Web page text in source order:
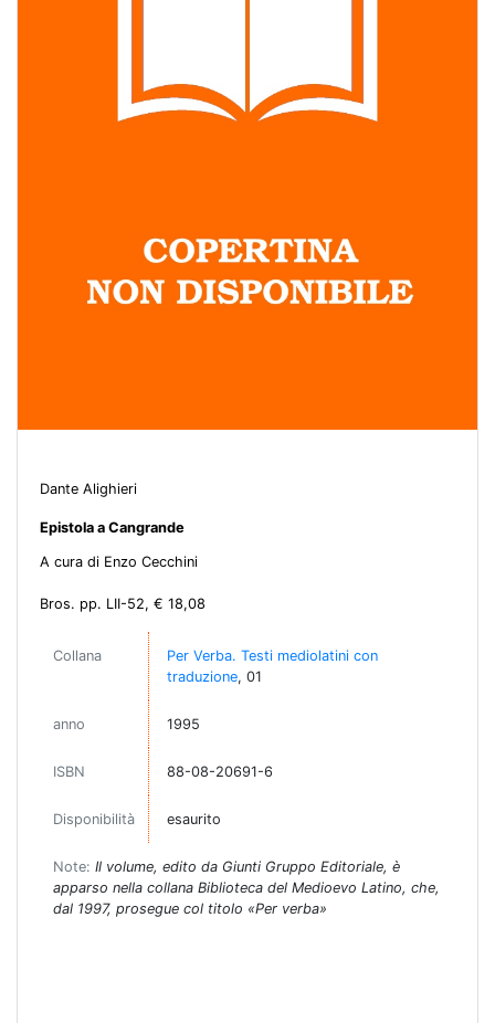
Dante Alighieri
Epistola a Cangrande
A cura di Enzo Cecchini
Bros. pp. LII-52, € 18,08
Collana
Per Verba. Testi mediolatini con
traduzione, 01
anno 1995
ISBN 88-08-20691-6
Disponibilità esaurito
Note: Il volume, edito da Giunti Gruppo Editoriale, è
apparso nella collana Biblioteca del Medioevo Latino, che,
dal 1997, prosegue col titolo «Per verba»